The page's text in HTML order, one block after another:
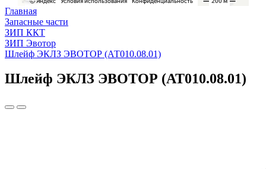
Главная
Запасные части
ЗИП ККТ
ЗИП Эвотор
Шлейф ЭКЛЗ ЭВОТОР (АТ010.08.01)
Шлейф ЭКЛЗ ЭВОТОР (АТ010.08.01)